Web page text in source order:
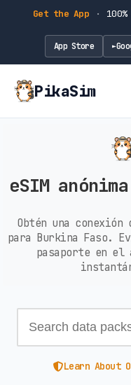
Get the App ·
App Store ►
PikaSim
eSIM
Obtén una conexión
para Burkina Faso.
pasaporte en el
Learn About